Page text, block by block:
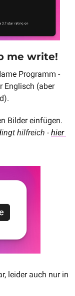
me write!
Programm -
Englisch (aber
hilfreich - hier
leider auch nur in